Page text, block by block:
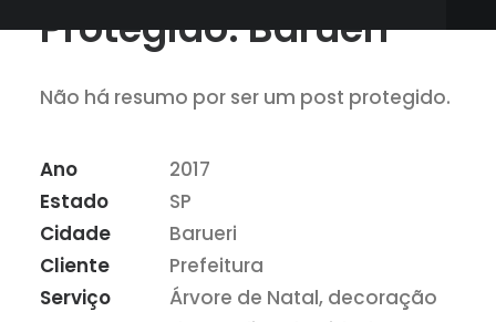
Protegido: Barueri
Não há resumo por ser um post protegido.
Ano
2017
Estado
SP
Cidade
Barueri
Cliente
Prefeitura
Serviço
Árvore de Natal, decoração